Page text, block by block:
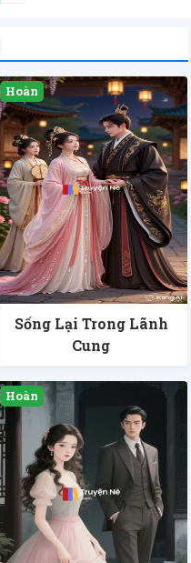
Sống Lại Trong Lãnh
Cung